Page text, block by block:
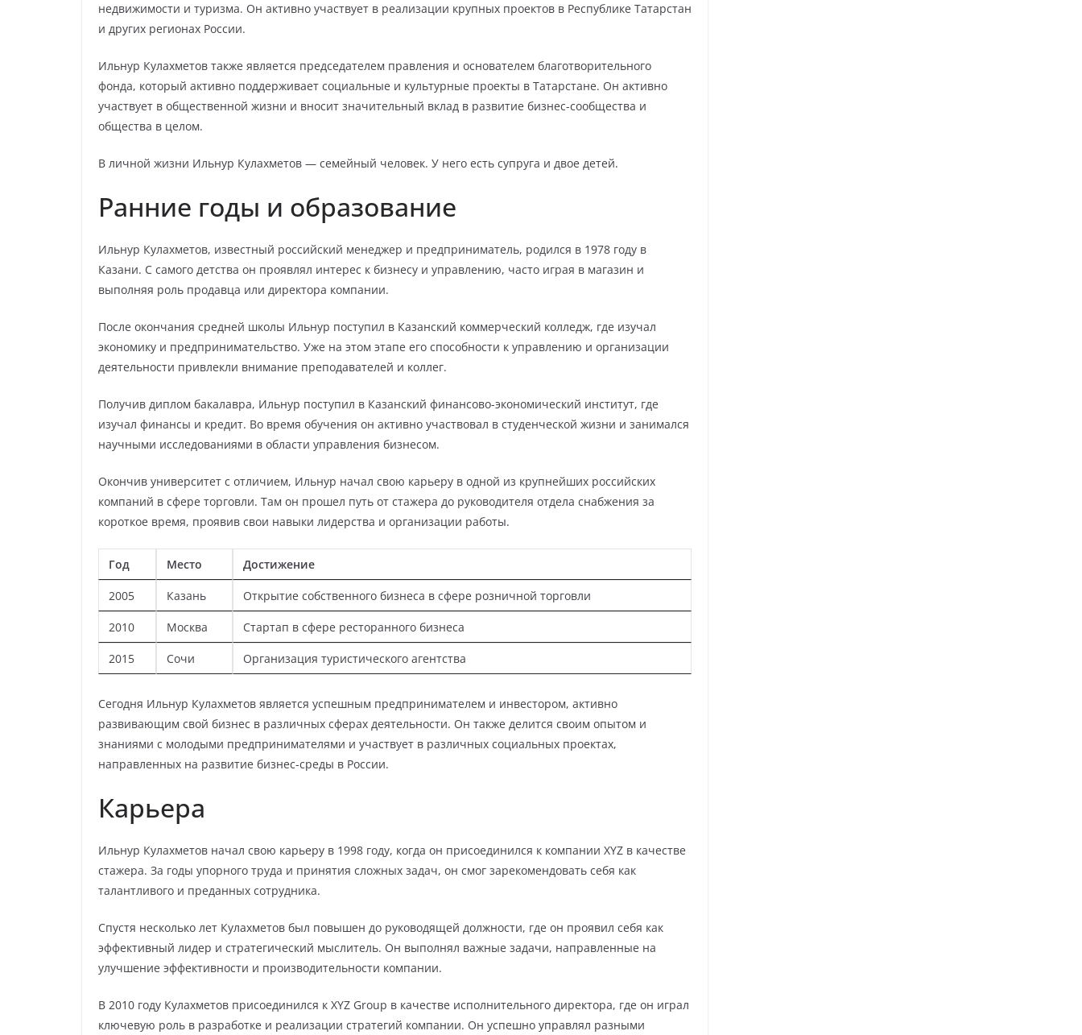
недвижимости и туризма. Он активно участвует в реализации крупных проектов в Республике Татарстан
и других регионах России.
Ильнур Кулахметов также является председателем правления и основателем благотворительного
фонда, который активно поддерживает социальные и культурные проекты в Татарстане. Он активно
участвует в общественной жизни и вносит значительный вклад в развитие бизнес-сообщества и
общества в целом.
В личной жизни Ильнур Кулахметов — семейный человек. У него есть супруга и двое детей.
Ранние годы и образование
Ильнур Кулахметов, известный российский менеджер и предприниматель, родился в 1978 году в
Казани. С самого детства он проявлял интерес к бизнесу и управлению, часто играя в магазин и
выполняя роль продавца или директора компании.
После окончания средней школы Ильнур поступил в Казанский коммерческий колледж, где изучал
экономику и предпринимательство. Уже на этом этапе его способности к управлению и организации
деятельности привлекли внимание преподавателей и коллег.
Получив диплом бакалавра, Ильнур поступил в Казанский финансово-экономический институт, где
изучал финансы и кредит. Во время обучения он активно участвовал в студенческой жизни и занимался
научными исследованиями в области управления бизнесом.
Окончив университет с отличием, Ильнур начал свою карьеру в одной из крупнейших российских
компаний в сфере торговли. Там он прошел путь от стажера до руководителя отдела снабжения за
короткое время, проявив свои навыки лидерства и организации работы.
Год Место Достижение
2005 Казань Открытие собственного бизнеса в сфере розничной торговли
2010 Москва Стартап в сфере ресторанного бизнеса
2015 Сочи Организация туристического агентства
Сегодня Ильнур Кулахметов является успешным предпринимателем и инвестором, активно
развивающим свой бизнес в различных сферах деятельности. Он также делится своим опытом и
знаниями с молодыми предпринимателями и участвует в различных социальных проектах,
направленных на развитие бизнес-среды в России.
Карьера
Ильнур Кулахметов начал свою карьеру в 1998 году, когда он присоединился к компании XYZ в качестве
стажера. За годы упорного труда и принятия сложных задач, он смог зарекомендовать себя как
талантливого и преданных сотрудника.
Спустя несколько лет Кулахметов был повышен до руководящей должности, где он проявил себя как
эффективный лидер и стратегический мыслитель. Он выполнял важные задачи, направленные на
улучшение эффективности и производительности компании.
В 2010 году Кулахметов присоединился к XYZ Group в качестве исполнительного директора, где он играл
ключевую роль в разработке и реализации стратегий компании. Он успешно управлял разными